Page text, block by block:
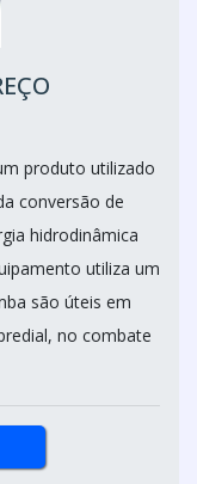
produto utilizado
conversão de
hidrodinâmica
utiliza um
são úteis em
no combate